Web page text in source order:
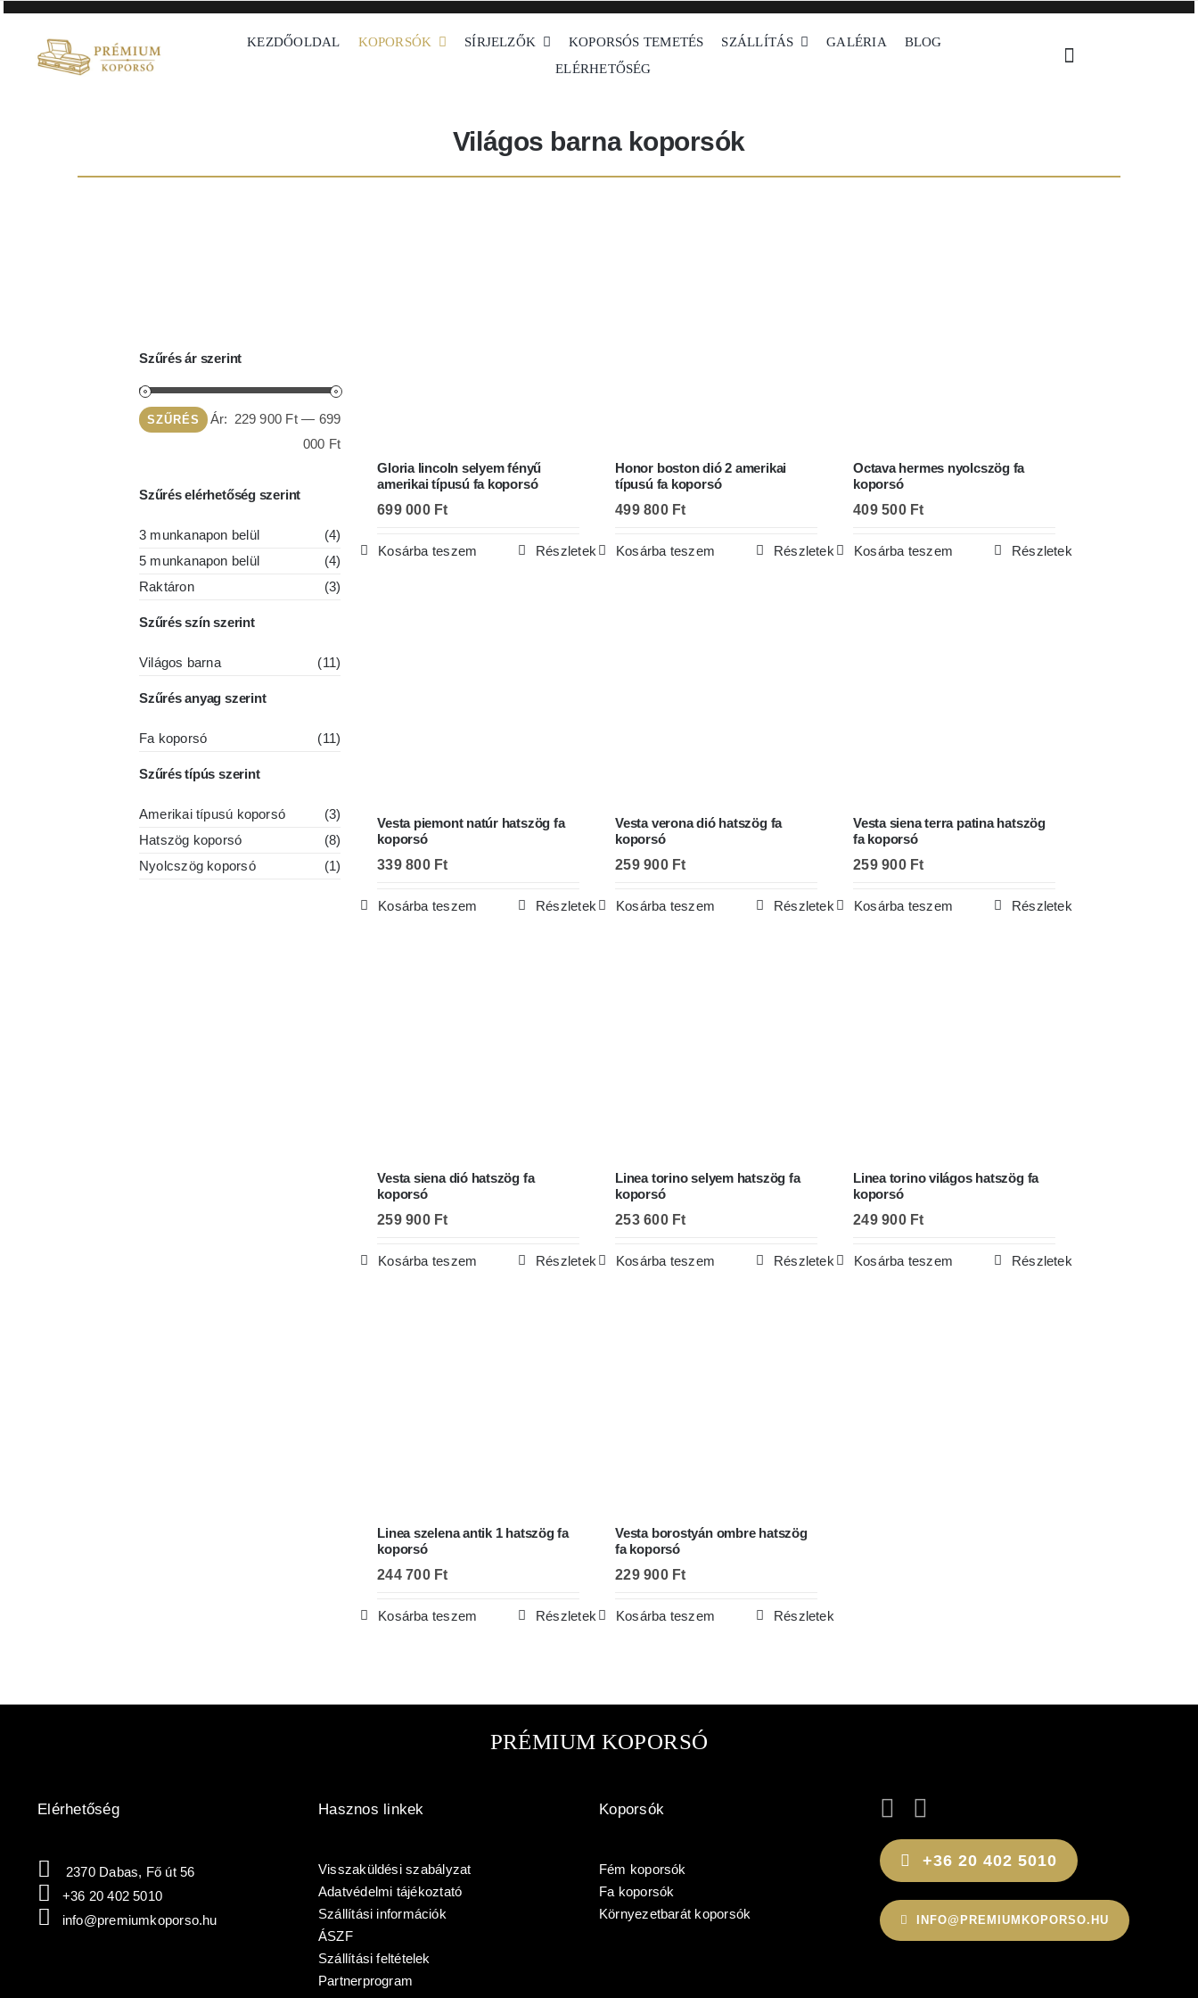
Skip
content
KEZDŐOLDAL KOPORSÓK SÍRJELZŐK KOPORSÓS TEMETÉS SZÁLLÍTÁS GALÉRIA
BLOG
ELÉRHETŐSÉG
Világos barna koporsók
Szűrés ár szerint
Min
ár
Max
ár
SZŰRÉS Ár: 229 900 Ft— 699
000 Ft
Szűrés elérhetőség szerint
3 munkanapon belül
(4)
5 munkanapon belül
(4)
Raktáron
(3)
Szűrés szín szerint
Világos barna (11)
Szűrés anyag szerint
Fa koporsó (11)
Szűrés típús szerint
Amerikai típusú koporsó
(3)
Hatszög koporsó
(8)
Nyolcszög koporsó
(1)
Gloria lincoln selyem fényű
amerikai típusú fa koporsó
699 000 Ft
Kosárba teszem Részletek
Honor boston dió 2 amerikai
típusú fa koporsó
499 800 Ft
Kosárba teszem Részletek
Octava hermes nyolcszög fa
koporsó
409 500 Ft
Kosárba teszem Részletek
Vesta piemont natúr hatszög fa
koporsó
339 800 Ft
Kosárba teszem Részletek
Vesta verona dió hatszög fa
koporsó
259 900 Ft
Kosárba teszem Részletek
Vesta siena terra patina hatszög
fa koporsó
259 900 Ft
Kosárba teszem Részletek
Vesta siena dió hatszög fa
koporsó
259 900 Ft
Kosárba teszem Részletek
Linea torino selyem hatszög fa
koporsó
253 600 Ft
Kosárba teszem Részletek
Linea torino világos hatszög fa
koporsó
249 900 Ft
Kosárba teszem Részletek
Linea szelena antik 1 hatszög fa
koporsó
244 700 Ft
Kosárba teszem Részletek
Vesta borostyán ombre hatszög
fa koporsó
229 900 Ft
Kosárba teszem Részletek
PRÉMIUM KOPORSÓ
Elérhetőség
2370Dabas, Fő út 56
+36 20 402 5010
info@premiumkoporso.hu
Hasznos linkek
Visszaküldési szabályzat
Adatvédelmi tájékoztató
Szállítási információk
ÁSZF
Szállítási feltételek
Partnerprogram
Koporsók
Fém koporsók
Fa koporsók
Környezetbarát koporsók
+36 20 402 5010
INFO@PREMIUMKOPORSO.HU